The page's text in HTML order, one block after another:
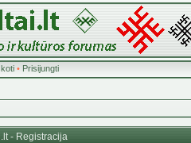
• Prisijungti
- Registracija